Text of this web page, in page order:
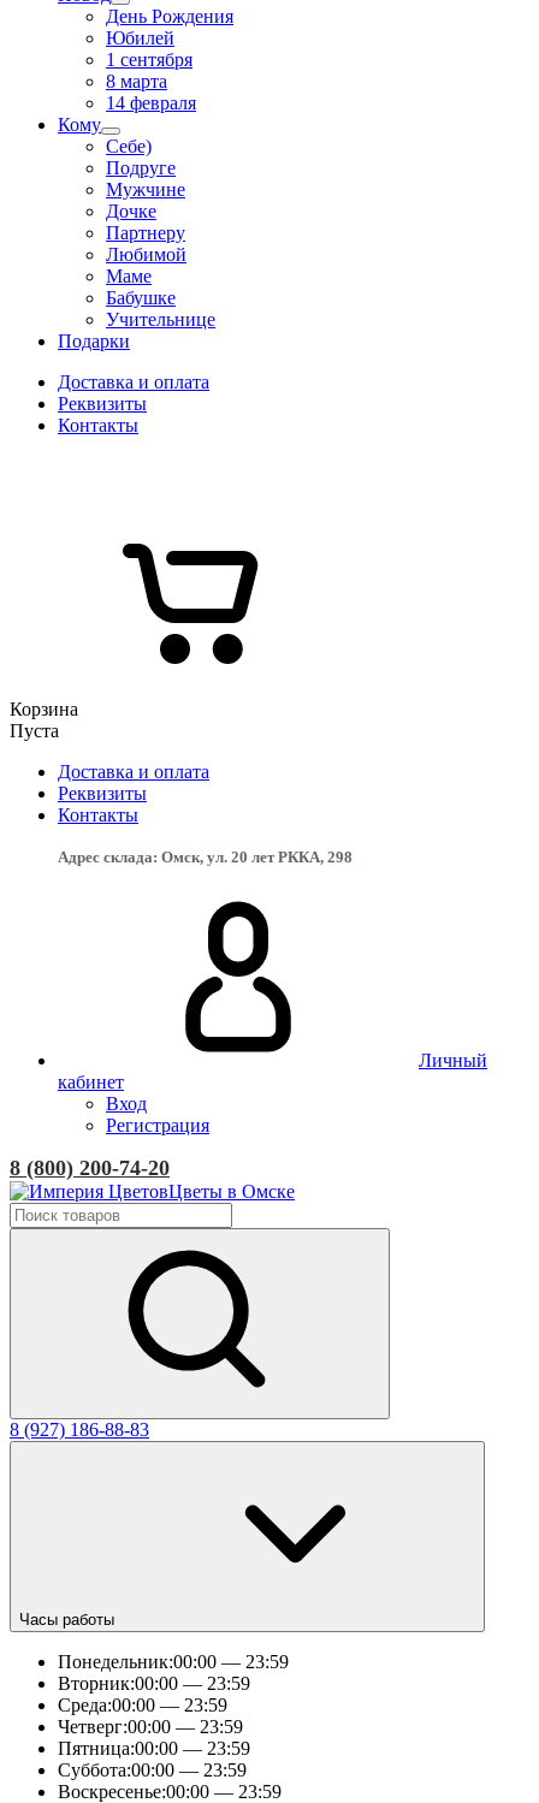
День Рождения
Юбилей
1 сентября
8 марта
14 февраля
Кому
Себе)
Подруге
Мужчине
Дочке
Партнеру
Любимой
Маме
Бабушке
Учительнице
Подарки
Доставка и оплата
Реквизиты
Контакты
Корзина
Пуста
Доставка и оплата
Реквизиты
Контакты
Адрес склада: Омск, ул. 20 лет РККА, 298
Личный
кабинет
Вход
Регистрация
8 (800) 200-74-20
Цветы в Омске
8 (927) 186-88-83
Часы работы
Понедельник:00:00 — 23:59
Вторник:00:00 — 23:59
Среда:00:00 — 23:59
Четверг:00:00 — 23:59
Пятница:00:00 — 23:59
Суббота:00:00 — 23:59
Воскресенье:00:00 — 23:59